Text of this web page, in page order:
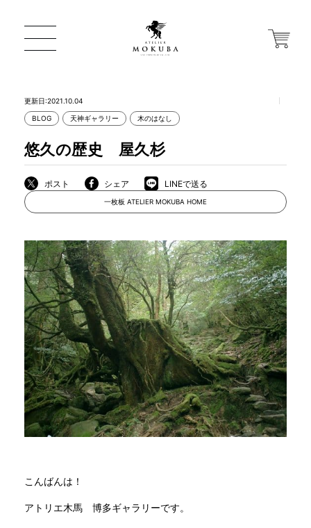
店舗から探す
MOKUBA について
商品情報
直営店
イベント
全商品一覧
更新日:2021.10.04
BLOG 天神ギャラリー 木のはなし
悠久の歴史 屋久杉
ポスト シェア LINEで送る
一枚板 ATELIER MOKUBA HOME
こんばんは！
アトリエ木馬 博多ギャラリーです。